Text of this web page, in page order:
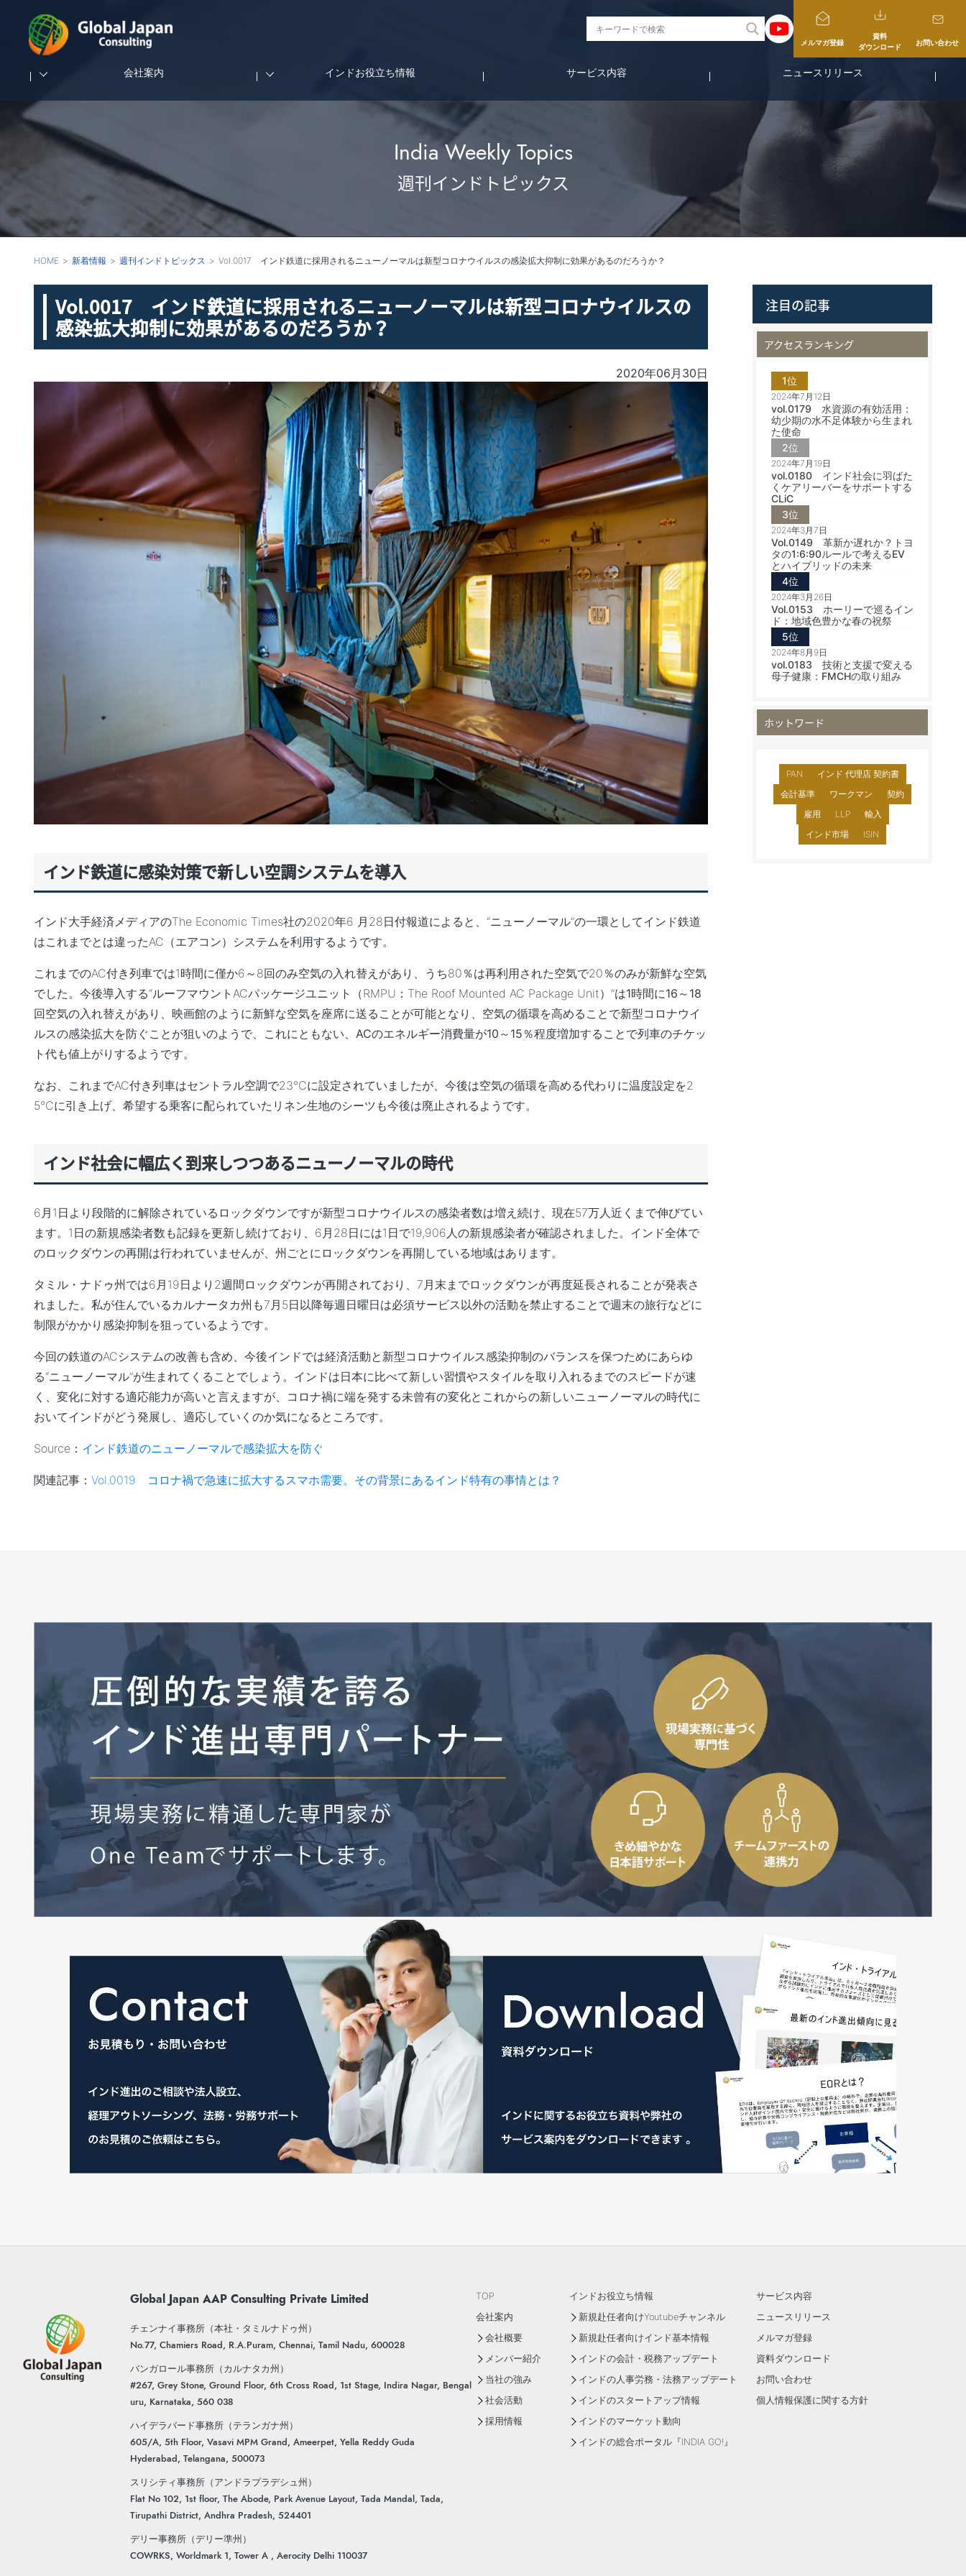
メルマガ登録
資料
ダウンロード
お問い合わせ
会社案内 インドお役立ち情報 サービス内容 ニュースリリース
India Weekly Topics
週刊インドトピックス
HOME 新着情報 週刊インドトピックス Vol.0017 インド鉄道に採用されるニューノーマルは新型コロナウイルスの感染拡大抑制に効果があるのだろうか？
Vol.0017 インド鉄道に採用されるニューノーマルは新型コロナウイルスの
感染拡大抑制に効果があるのだろうか？
2020年06月30日
インド鉄道に感染対策で新しい空調システムを導入
インド大手経済メディアのThe Economic Times社の2020年6 月28日付報道によると、“ニューノーマル”の一環としてインド鉄道
はこれまでとは違ったAC（エアコン）システムを利用するようです。
これまでのAC付き列車では1時間に僅か6～8回のみ空気の入れ替えがあり、うち80％は再利用された空気で20％のみが新鮮な空気
でした。今後導入する“ルーフマウントACパッケージユニット（RMPU：The Roof Mounted AC Package Unit）”は1時間に16～18
回空気の入れ替え があり、 映画館のように新鮮な空気を座席に送ることが可能となり、空気の循環を高めることで新型コロナウイ
ルスの感染拡大を防ぐことが狙いのようで、これにともない、 ACのエネルギー消費量が10～15％程度増加することで列車のチケッ
ト代も値上がり するようです。
なお、これまでAC付き列車はセントラル空調で23℃に設定されていましたが、今後は空気の循環を高める代わりに温度設定を2
5℃に引き上げ、希望する乗客に配られていたリネン生地のシーツも今後は廃止されるようです。
インド社会に幅広く到来しつつあるニューノーマルの時代
6月1日より段階的に解除されているロックダウンですが新型コロナウイルスの感染者数は増え続け、現在57万人近くまで伸びてい
ます。1日の新規感染者数も記録を更新し続けており、6月28日には1日で19,906人の新規感染者が確認されました。インド全体で
のロックダウンの再開は行われていませんが、州ごとにロックダウンを再開している地域はあります。
タミル・ナドゥ州では6月19日より2週間ロックダウンが再開されており、7月末までロックダウンが再度延長されることが発表さ
れました。私が住んでいるカルナータカ州も7月5日以降毎週日曜日は必須サービス以外の活動を禁止することで週末の旅行などに
制限がかかり感染抑制を狙っているようです。
今回の鉄道のACシステムの改善も含め、今後インドでは経済活動と新型コロナウイルス感染抑制のバランスを保つためにあらゆ
る“ニューノーマル”が生まれてくることでしょう。インドは日本に比べて新しい習慣やスタイルを取り入れるまでのスピードが速
く、変化に対する適応能力が高いと言えますが、コロナ禍に端を発する未曾有の変化とこれからの新しいニューノーマルの時代に
おいてインドがどう発展し、適応していくのか気になるところです。
Source： インド鉄道のニューノーマルで感染拡大を防ぐ
関連記事： Vol.0019 コロナ禍で急速に拡大するスマホ需要。その背景にあるインド特有の事情とは？
注目の記事
アクセスランキング
1位
2024年7月12日
vol.0179 水資源の有効活用：
幼少期の水不足体験から生まれ
た使命
2位
2024年7月19日
vol.0180 インド社会に羽ばた
くケアリーバーをサポートする
CLiC
3位
2024年3月7日
Vol.0149 革新か遅れか？トヨ
タの1:6:90ルールで考えるEV
とハイブリッドの未来
4位
2024年3月26日
Vol.0153 ホーリーで巡るイン
ド：地域色豊かな春の祝祭
5位
2024年8月9日
vol.0183 技術と支援で変える
母子健康：FMCHの取り組み
ホットワード
PAN
インド 代理店 契約書
会計基準
ワークマン
契約
雇用
LLP
輸入
インド市場
ISIN
Global Japan AAP Consulting Private Limited
チェンナイ事務所（本社・タミルナドゥ州）
No.77, Chamiers Road, R.A.Puram, Chennai, Tamil Nadu, 600028
バンガロール事務所（カルナタカ州）
#267, Grey Stone, Ground Floor, 6th Cross Road, 1st Stage, Indira Nagar, Bengal
uru, Karnataka, 560 038
ハイデラバード事務所（テランガナ州）
605/A, 5th Floor, Vasavi MPM Grand, Ameerpet, Yella Reddy Guda
Hyderabad, Telangana, 500073
スリシティ事務所（アンドラプラデシュ州）
Flat No 102, 1st floor, The Abode, Park Avenue Layout, Tada Mandal, Tada,
Tirupathi District, Andhra Pradesh, 524401
デリー事務所（デリー準州）
COWRKS, Worldmark 1, Tower A , Aerocity Delhi 110037
TOP
会社案内
会社概要
メンバー紹介
当社の強み
社会活動
採用情報
インドお役立ち情報
新規赴任者向けYoutubeチャンネル
新規赴任者向けインド基本情報
インドの会計・税務アップデート
インドの人事労務・法務アップデート
インドのスタートアップ情報
インドのマーケット動向
インドの総合ポータル『INDIA GO!』
サービス内容
ニュースリリース
メルマガ登録
資料ダウンロード
お問い合わせ
個人情報保護に関する方針